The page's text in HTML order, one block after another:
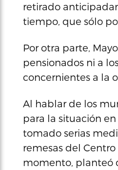
retirado
tiempo, que sólo
Por otra parte,
pensionados ni a
concernientes a la
Al hablar de los
para la situación
tomado serias
remesas del
momento, planteó